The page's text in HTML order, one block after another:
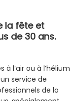
la fête et
de 30 ans.
l’air ou à l’hélium
service de
de la